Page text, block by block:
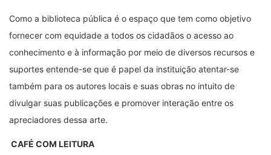
Como a biblioteca pública é o espaço que tem como objetivo
fornecer com equidade a todos os cidadãos o acesso ao
conhecimento e à informação por meio de diversos recursos e
suportes entende-se que é papel da instituição atentar-se
também para os autores locais e suas obras no intuito de
divulgar suas publicações e promover interação entre os
apreciadores dessa arte.
CAFÉ COM LEITURA